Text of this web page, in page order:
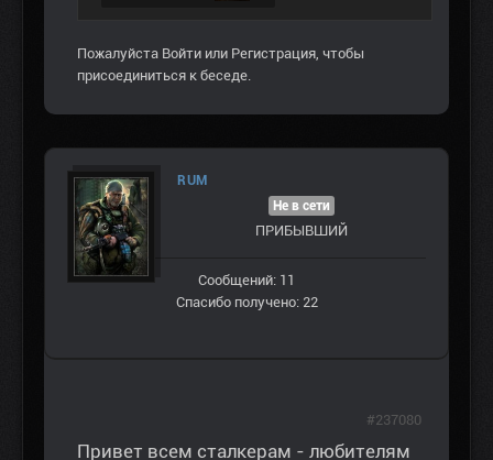
Пожалуйста Войти или Регистрация , чтобы
присоединиться к беседе.
RUM
Не в сети
ПРИБЫВШИЙ
Сообщений: 11
Спасибо получено: 22
Привет всем сталкерам - любителям
#237080